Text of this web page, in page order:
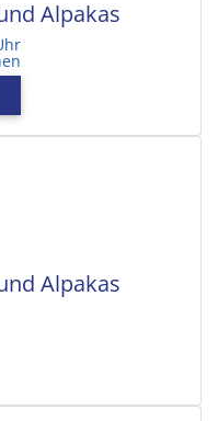
Alpakas
Alpakas